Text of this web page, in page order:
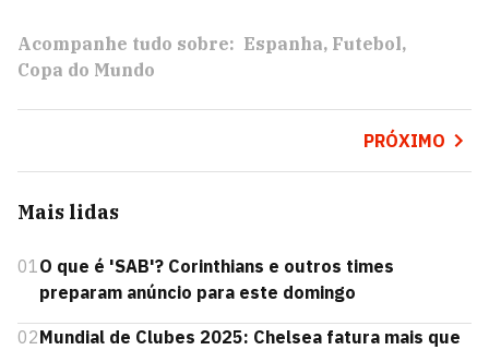
Acompanhe tudo sobre: Espanha Futebol
Copa do Mundo
PRÓXIMO
Mais lidas
01O que é 'SAB'? Corinthians e outros times
preparam anúncio para este domingo
02Mundial de Clubes 2025: Chelsea fatura mais que